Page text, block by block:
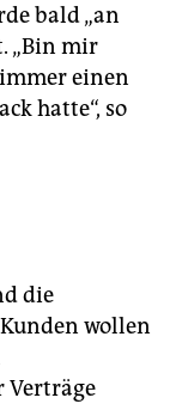
bald „an
„Bin mir
einen
hatte“, so
die
wollen
Verträge